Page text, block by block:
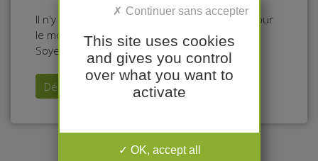
Il n'y a pas d'annonces dans cette catégorie pour
le moment.
Soyez le premier à déposer une annonce !
Déposer mon annonce
This site uses cookies
and gives you control
over what you want to
activate
OK, accept all